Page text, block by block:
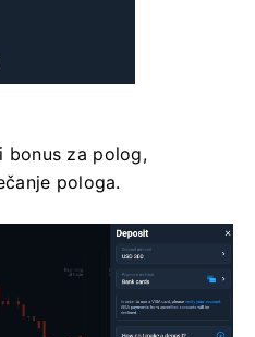
bonus za polog,
pologa.